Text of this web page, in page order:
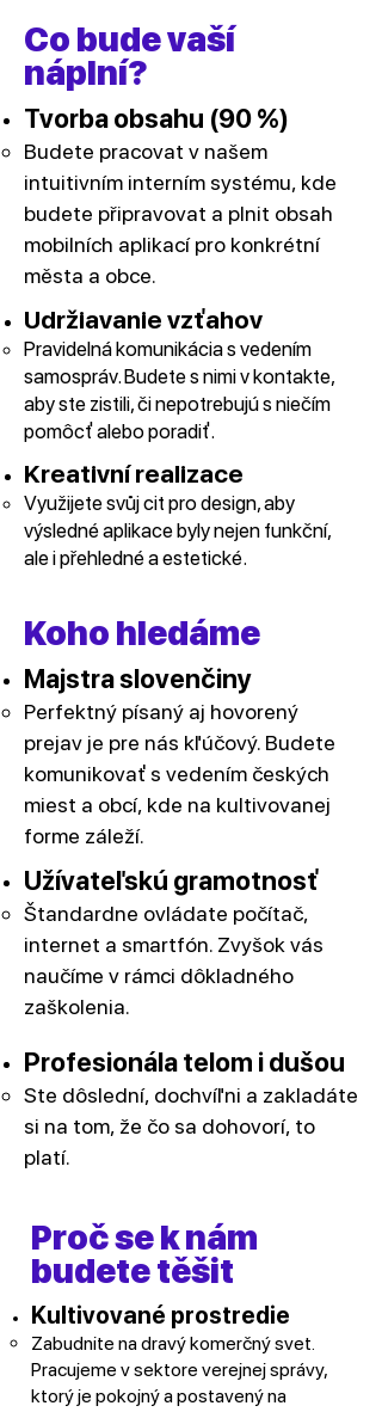
Co bude vaší
náplní?
Tvorba obsahu (90 %)
Budete pracovat v našem
intuitivním interním systému, kde
budete připravovat a plnit obsah
mobilních aplikací pro konkrétní
města a obce.
Udržiavanie vzťahov
Pravidelná komunikácia s vedením
samospráv. Budete s nimi v kontakte,
aby ste zistili, či nepotrebujú s niečím
pomôcť alebo poradiť.
Kreativní realizace
Využijete svůj cit pro design, aby
výsledné aplikace byly nejen funkční,
ale i přehledné a estetické.
Koho hledáme
Majstra slovenčiny
Perfektný písaný aj hovorený
prejav je pre nás kľúčový. Budete
komunikovať s vedením českých
miest a obcí, kde na kultivovanej
forme záleží.
Užívateľskú gramotnosť
Štandardne ovládate počítač,
internet a smartfón. Zvyšok vás
naučíme v rámci dôkladného
zaškolenia.
Profesionála telom i dušou
Ste dôslední, dochvíľni a zakladáte
si na tom, že čo sa dohovorí, to
platí.
Proč se k nám
budete těšit
Kultivované prostredie
⁠Zabudnite na dravý komerčný svet.
Pracujeme v sektore verejnej správy,
ktorý je pokojný a postavený na